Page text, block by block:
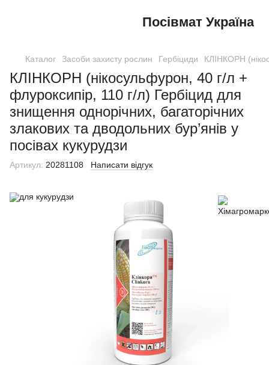
Посівмат Україна
Каталог Засоби захисту рослин Гербіциди КЛІНКОРН
КЛІНКОРН (нікосульфурон, 40 г/л +
флуроксипір, 110 г/л) Гербіцид для
знищення однорічних, багаторічних
злакових та дводольних бур’янів у
посівах кукурудзи
Артикул: 20281108 Написати відгук